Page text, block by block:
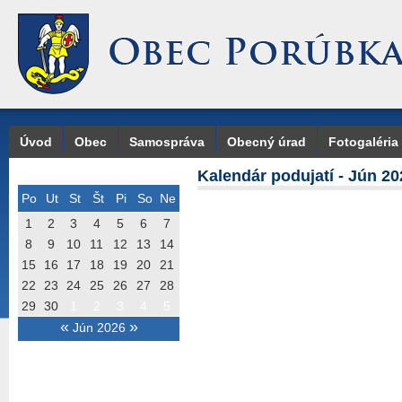
Úvod Obec Samospráva Obecný úrad Fotogaléria
Po Ut St Št Pi So Ne
« Jún 2026 »
1 2 3 4 5 6
7
8
9 10 11 12 13
14
15
16 17 18 19 20
21
22
23 24 25 26 27
28
29
30
Kalendár podujatí - Jún